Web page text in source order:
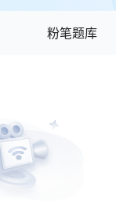
粉笔题库